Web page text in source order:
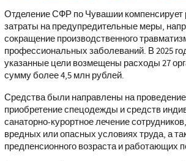
Отделение СФР по Чувашии компенсирует
затраты на предупредительные меры,
сокращение производственного
профессиональных заболеваний. В 2025
указанные цели возмещены расходы 27
сумму более 4,5 млн рублей.
Средства были направлены на
приобретение спецодежды и средств
санаторно-курортное лечение
вредных или опасных условиях труда, а
предпенсионного возраста и работающих